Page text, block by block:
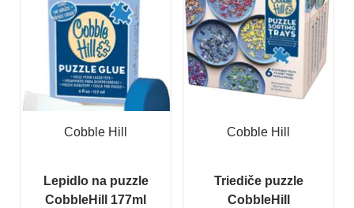
Cobble Hill
Lepidlo na puzzle
CobbleHill 177ml
Cobble Hill
Triediče puzzle
CobbleHill